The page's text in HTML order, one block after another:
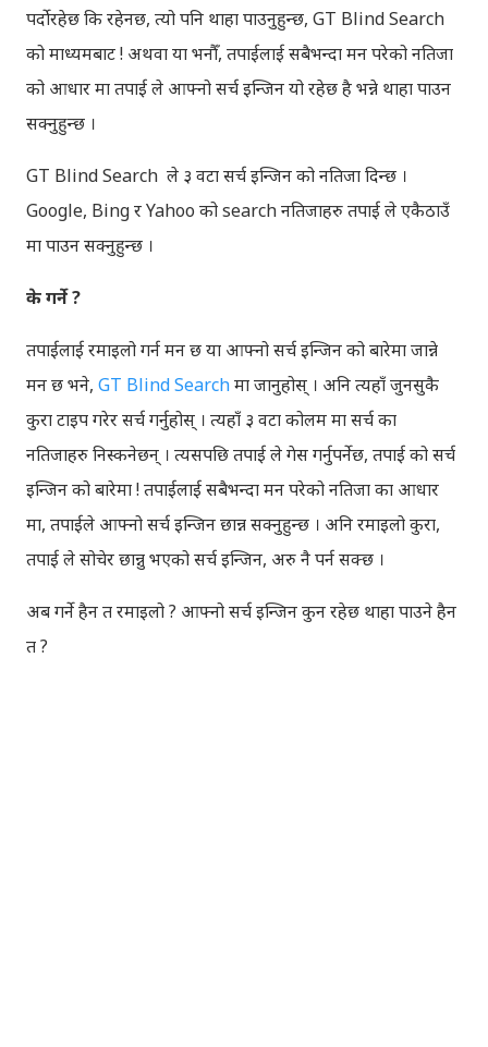
पर्दोरहेछ कि रहेनछ, त्यो पनि थाहा पाउनुहुन्छ, GT Blind Search
को माध्यमबाट ! अथवा या भनौँ, तपाईलाई सबैभन्दा मन परेको नतिजा
को आधार मा तपाई ले आफ्नो सर्च इन्जिन यो रहेछ है भन्ने थाहा पाउन
सक्नुहुन्छ ।
GT Blind Search ले ३ वटा सर्च इन्जिन को नतिजा दिन्छ ।
Google, Bing र Yahoo को search नतिजाहरु तपाई ले एकैठाउँ
मा पाउन सक्नुहुन्छ ।
के गर्ने ?
तपाईलाई रमाइलो गर्न मन छ या आफ्नो सर्च इन्जिन को बारेमा जान्ने
मन छ भने, GT Blind Searchमा जानुहोस् । अनि त्यहाँ जुनसुकै
कुरा टाइप गरेर सर्च गर्नुहोस् । त्यहाँ ३ वटा कोलम मा सर्च का
नतिजाहरु निस्कनेछन् । त्यसपछि तपाई ले गेस गर्नुपर्नेछ, तपाई को सर्च
इन्जिन को बारेमा ! तपाईलाई सबैभन्दा मन परेको नतिजा का आधार
मा, तपाईले आफ्नो सर्च इन्जिन छान्न सक्नुहुन्छ । अनि रमाइलो कुरा,
तपाई ले सोचेर छान्नु भएको सर्च इन्जिन, अरु नै पर्न सक्छ ।
अब गर्ने हैन त रमाइलो ? आफ्नो सर्च इन्जिन कुन रहेछ थाहा पाउने हैन
त ?